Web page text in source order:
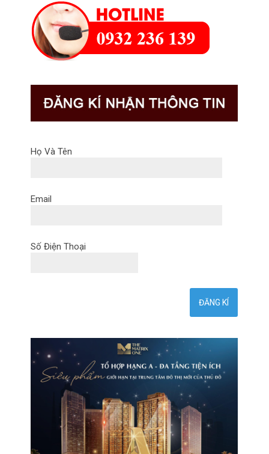
Họ Và Tên
Email
Số Điện Thoại